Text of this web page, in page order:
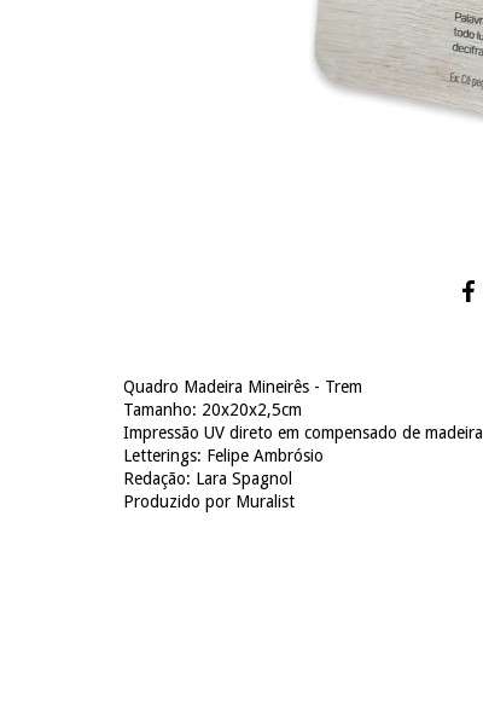
Quadro Madeira Mineirês - Trem
Tamanho: 20x20x2,5cm
Impressão UV direto em compensado de madeira
Letterings: Felipe Ambrósio
Redação: Lara Spagnol
Produzido por Muralist